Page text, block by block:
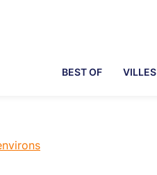
BEST OF VILLES